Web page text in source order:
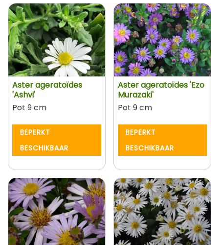
Aster ageratoïdes
'Ashvi'
Pot 9 cm
BEPERKT
BESCHIKBAAR
Aster ageratoïdes 'Ezo
Murazaki'
Pot 9 cm
BEPERKT
BESCHIKBAAR